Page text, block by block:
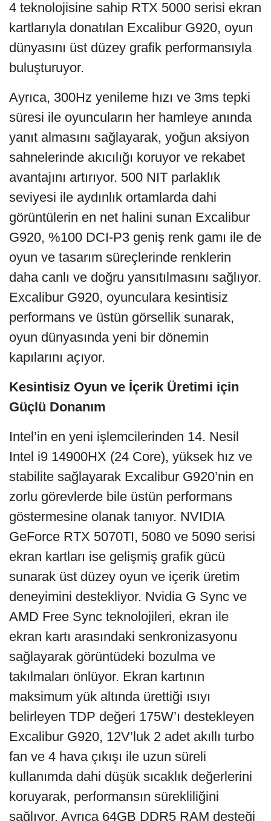
4 teknolojisine sahip RTX 5000 serisi ekran
kartlarıyla donatılan Excalibur G920, oyun
dünyasını üst düzey grafik performansıyla
buluşturuyor.
Ayrıca, 300Hz yenileme hızı ve 3ms tepki
süresi ile oyuncuların her hamleye anında
yanıt almasını sağlayarak, yoğun aksiyon
sahnelerinde akıcılığı koruyor ve rekabet
avantajını artırıyor. 500 NIT parlaklık
seviyesi ile aydınlık ortamlarda dahi
görüntülerin en net halini sunan Excalibur
G920, %100 DCI-P3 geniş renk gamı ile de
oyun ve tasarım süreçlerinde renklerin
daha canlı ve doğru yansıtılmasını sağlıyor.
Excalibur G920, oyunculara kesintisiz
performans ve üstün görsellik sunarak,
oyun dünyasında yeni bir dönemin
kapılarını açıyor.
Kesintisiz Oyun ve İçerik Üretimi için
Güçlü Donanım
Intel’in en yeni işlemcilerinden 14. Nesil
Intel i9 14900HX (24 Core), yüksek hız ve
stabilite sağlayarak Excalibur G920’nin en
zorlu görevlerde bile üstün performans
göstermesine olanak tanıyor. NVIDIA
GeForce RTX 5070TI, 5080 ve 5090 serisi
ekran kartları ise gelişmiş grafik gücü
sunarak üst düzey oyun ve içerik üretim
deneyimini destekliyor. Nvidia G Sync ve
AMD Free Sync teknolojileri, ekran ile
ekran kartı arasındaki senkronizasyonu
sağlayarak görüntüdeki bozulma ve
takılmaları önlüyor. Ekran kartının
maksimum yük altında ürettiği ısıyı
belirleyen TDP değeri 175W’ı destekleyen
Excalibur G920, 12V’luk 2 adet akıllı turbo
fan ve 4 hava çıkışı ile uzun süreli
kullanımda dahi düşük sıcaklık değerlerini
koruyarak, performansın sürekliliğini
sağlıyor. Ayrıca 64GB DDR5 RAM desteği